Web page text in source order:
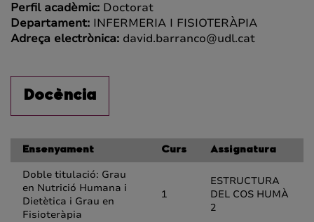
Perfil acadèmic: Doctorat
Departament: INFERMERIA I FISIOTERÀPIA
Adreça electrònica: david.barranco@udl.cat
Docència
Ensenyament Curs Assignatura
Doble titulació: Grau
en Nutrició Humana i
Dietètica i Grau en
Fisioteràpia
1
ESTRUCTURA
DEL COS HUMÀ
2